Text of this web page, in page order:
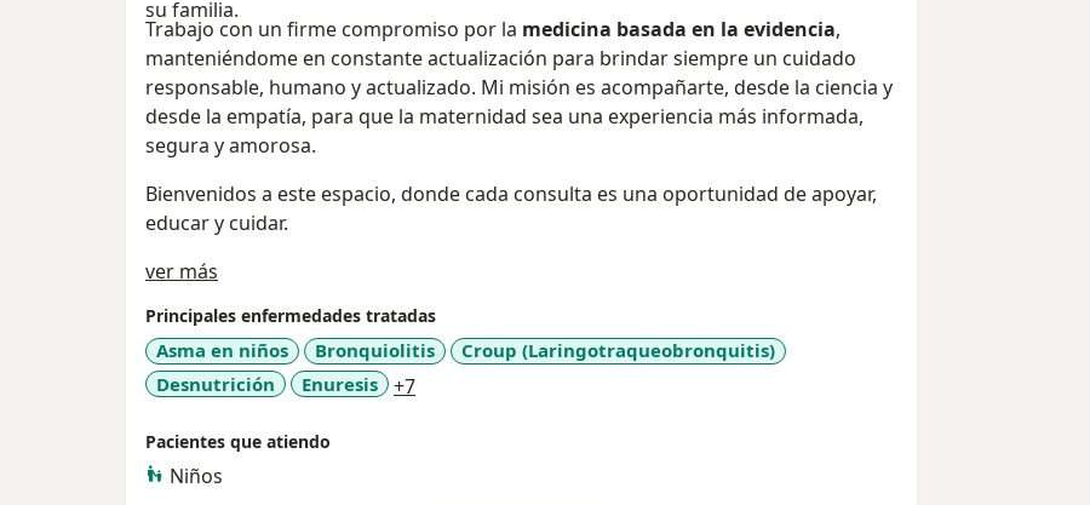
su familia.
Trabajo con un firme compromiso por la medicina basada en la evidencia,
manteniéndome en constante actualización para brindar siempre un cuidado
responsable, humano y actualizado. Mi misión es acompañarte, desde la ciencia y
desde la empatía, para que la maternidad sea una experiencia más informada,
segura y amorosa.
Bienvenidos a este espacio, donde cada consulta es una oportunidad de apoyar,
educar y cuidar.
ver más
Principales enfermedades tratadas
Asma en niños Bronquiolitis
Croup (Laringotraqueobronquitis)
Desnutrición
Enuresis +7a11y_sr_more_diseases
Pacientes que atiendo
Niños